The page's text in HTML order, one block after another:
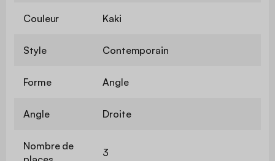
Couleur Kaki
Style Contemporain
Forme Angle
Angle Droite
Nombre de
3